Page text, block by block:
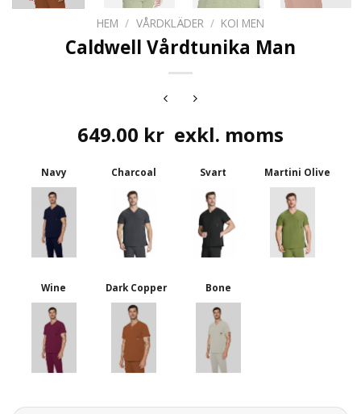
HEM / VÅRDKLÄDER / KOI MEN
Caldwell Vårdtunika Man
649.00 kr exkl. moms
Navy Charcoal Svart Martini Olive
Wine Dark Copper Bone